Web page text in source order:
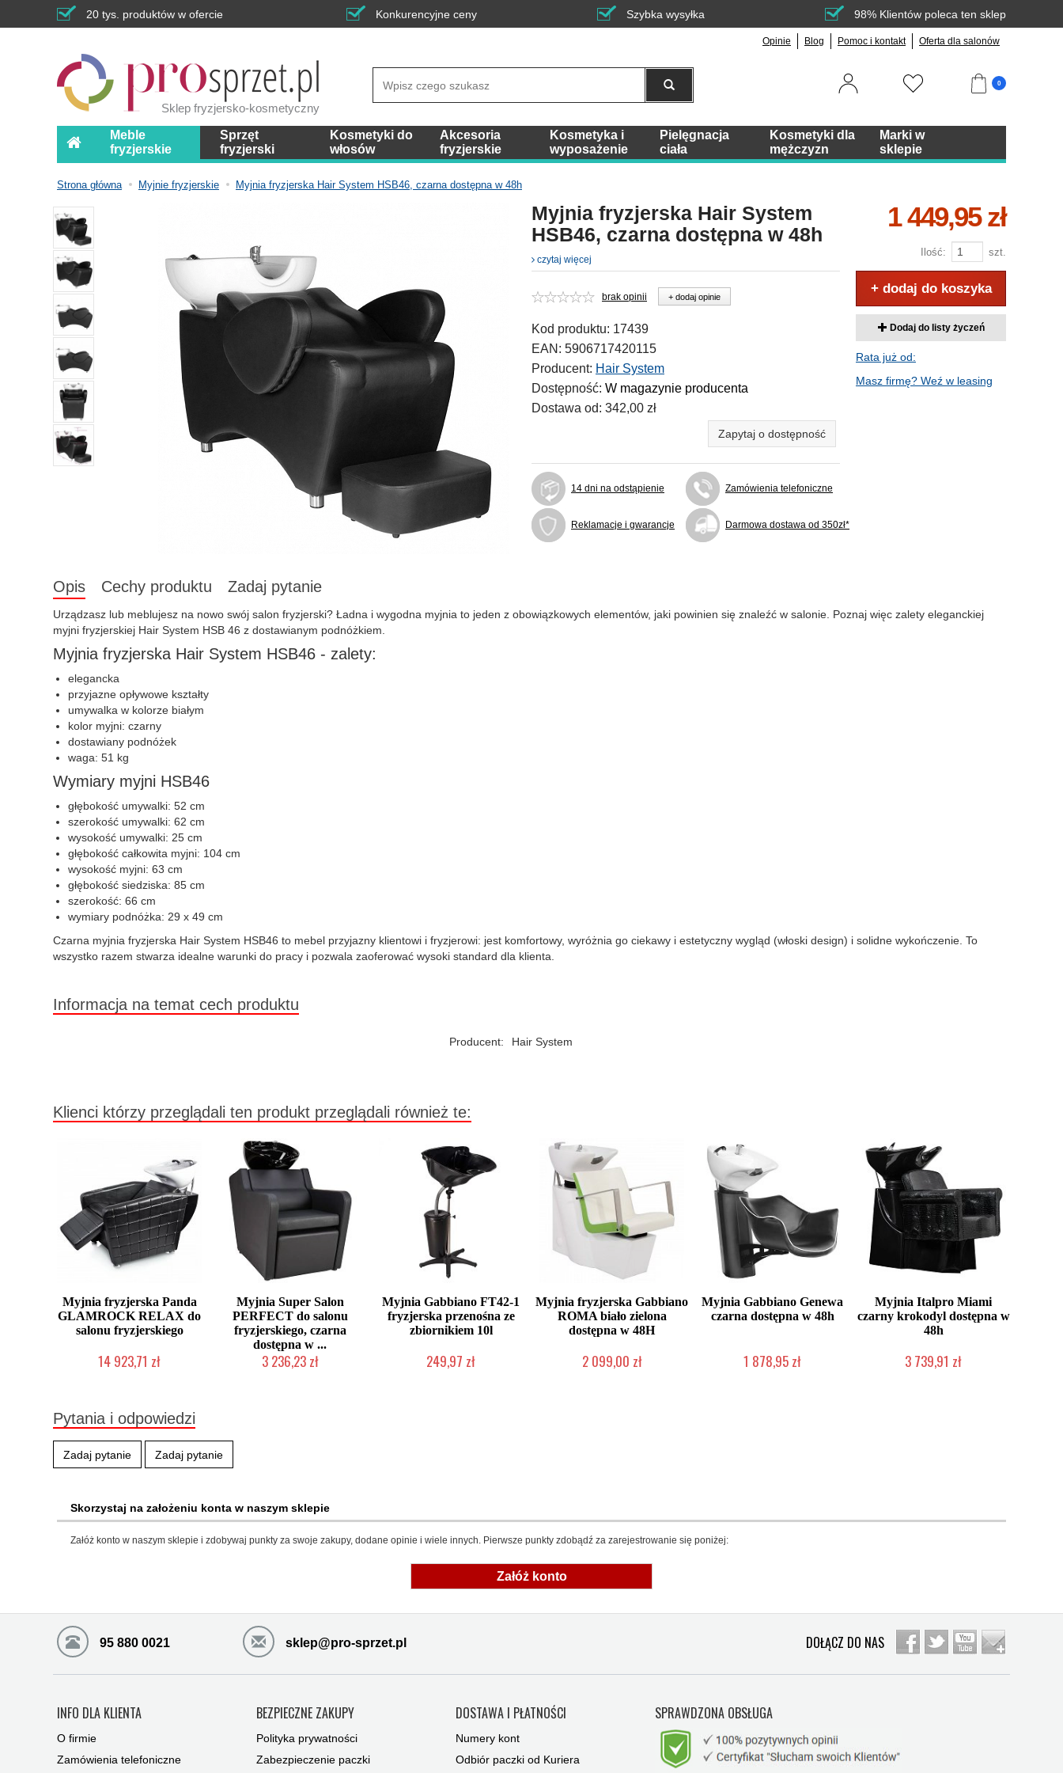
20 tys. produktów w ofercie Konkurencyjne ceny Szybka wysyłka 98% Klientów poleca ten sklep
Opinie Blog Pomoc i kontakt Oferta dla salonów
Sklep fryzjersko-kosmetyczny
0
Meble
fryzjerskie
Sprzęt
fryzjerski
Kosmetyki do
włosów
Akcesoria
fryzjerskie
Kosmetyka i
wyposażenie
Pielęgnacja
ciała
Kosmetyki dla
mężczyzn
Marki w
sklepie
Strona główna Myjnie fryzjerskie Myjnia fryzjerska Hair System HSB46, czarna dostępna w 48h
Myjnia fryzjerska Hair System
HSB46, czarna dostępna w 48h
czytaj więcej
brak opinii + dodaj opinie
Kod produktu: 17439
EAN: 5906717420115
Producent: Hair System
Dostępność: W magazynie producenta
Dostawa od: 342,00 zł
Zapytaj o dostępność
14 dni na odstąpienie Zamówienia telefoniczne
Reklamacje i gwarancje Darmowa dostawa od 350zł*
1 449,95 zł
Ilość: szt.
+ dodaj do koszyka
Dodaj do listy życzeń
Rata już od:
Masz firmę? Weź w leasing
Opis Cechy produktu Zadaj pytanie
Urządzasz lub meblujesz na nowo swój salon fryzjerski? Ładna i wygodna myjnia to jeden z obowiązkowych elementów, jaki powinien się znaleźć w salonie. Poznaj więc zalety eleganckiej
myjni fryzjerskiej Hair System HSB 46 z dostawianym podnóżkiem.
Myjnia fryzjerska Hair System HSB46 - zalety:
elegancka
przyjazne opływowe kształty
umywalka w kolorze białym
kolor myjni: czarny
dostawiany podnóżek
waga: 51 kg
Wymiary myjni HSB46
głębokość umywalki: 52 cm
szerokość umywalki: 62 cm
wysokość umywalki: 25 cm
głębokość całkowita myjni: 104 cm
wysokość myjni: 63 cm
głębokość siedziska: 85 cm
szerokość: 66 cm
wymiary podnóżka: 29 x 49 cm
Czarna myjnia fryzjerska Hair System HSB46 to mebel przyjazny klientowi i fryzjerowi: jest komfortowy, wyróżnia go ciekawy i estetyczny wygląd (włoski design) i solidne wykończenie. To
wszystko razem stwarza idealne warunki do pracy i pozwala zaoferować wysoki standard dla klienta.
Informacja na temat cech produktu
Producent: Hair System
Klienci którzy przeglądali ten produkt przeglądali również te:
Myjnia fryzjerska Panda
GLAMROCK RELAX do
salonu fryzjerskiego
14 923,71 zł
Myjnia Super Salon
PERFECT do salonu
fryzjerskiego, czarna
dostępna w ...
3 236,23 zł
Myjnia Gabbiano FT42-1
fryzjerska przenośna ze
zbiornikiem 10l
249,97 zł
Myjnia fryzjerska Gabbiano
ROMA biało zielona
dostępna w 48H
2 099,00 zł
Myjnia Gabbiano Genewa
czarna dostępna w 48h
1 878,95 zł
Myjnia Italpro Miami
czarny krokodyl dostępna w
48h
3 739,91 zł
Pytania i odpowiedzi
Zadaj pytanie Zadaj pytanie
Skorzystaj na założeniu konta w naszym sklepie
Załóż konto w naszym sklepie i zdobywaj punkty za swoje zakupy, dodane opinie i wiele innych. Pierwsze punkty zdobądź za zarejestrowanie się poniżej:
Załóż konto
95 880 0021 sklep@pro-sprzet.pl DOŁĄCZ DO NAS
INFO DLA KLIENTA
O firmie
Zamówienia telefoniczne
BEZPIECZNE ZAKUPY
Polityka prywatności
Zabezpieczenie paczki
DOSTAWA I PŁATNOŚCI
Numery kont
Odbiór paczki od Kuriera
SPRAWDZONA OBSŁUGA